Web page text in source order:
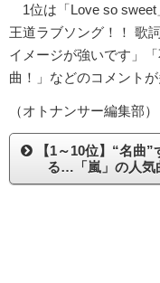
1位は「Love so sweet
王道ラブソング！！ 歌
イメージが強いです」
曲！」などのコメント
（オトナンサー編集部）
【1～10位】“名曲
る…「嵐」の人気